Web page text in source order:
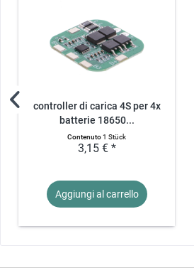
controller di carica 4S per 4x
batterie 18650...
Contenuto1 Stück
3,15 € *
Aggiungi al carrello